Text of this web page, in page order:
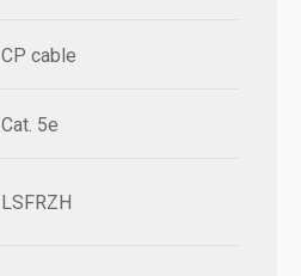
CP cable
Cat. 5e
LSFRZH